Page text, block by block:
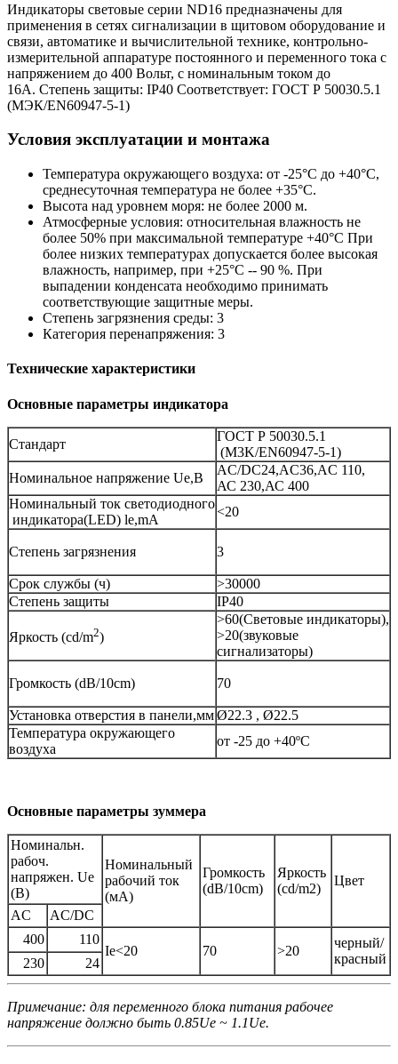
Индикаторы световые серии ND16 предназначены для
применения в сетях сигнализации в щитовом оборудование и
связи, автоматике и вычислительной технике, контрольно-
измерительной аппаратуре постоянного и переменного тока с
напряжением до 400 Вольт, с номинальным током до
16А. Степень защиты: IP40 Соответствует: ГОСТ Р 50030.5.1
(МЭК/EN60947-5-1)
Условия эксплуатации и монтажа
Температура окружающего воздуха: от -25°С до +40°С,
среднесуточная температура не более +35°С.
Высота над уровнем моря: не более 2000 м.
Атмосферные условия: относительная влажность не
более 50% при максимальной температуре +40°С При
более низких температурах допускается более высокая
влажность, например, при +25°С -- 90 %. При
выпадении конденсата необходимо принимать
соответствующие защитные меры.
Степень загрязнения среды: 3
Категория перенапряжения: 3
Технические характеристики
Основные параметры индикатора
Стандарт
ГОСТ Р 50030.5.1
(M3K/EN60947-5-1)
Номинальное напряжение Ue,B
AC/DC24,AC36,AC 110,
АС 230,АС 400
Номинальный ток светодиодного
индикатора(LED) le,mA
<20
Степень загрязнения 3
Срок службы (ч)
>30000
Степень защиты
IP40
Яркость (cd/m2)
>60(Световые индикаторы),
>20(звуковые
сигнализаторы)
Громкость (dB/10cm) 70
Установка отверстия в панели,ммØ22.3 , Ø22.5
Температура окружающего
воздуха
от -25 до +40ºС
Основные параметры зуммера
Номинальн.
рабоч.
напряжен. Ue
(В)
Номинальный
рабочий ток
(мA)
Громкость
(dB/10cm)
Яркость
(cd/m2)
Цвет
AC
AC/DC
400
110
Ie<20 70 >20
черный/
красный
230 24
Примечание: для переменного блока питания рабочее
напряжение должно быть 0.85Ue ~ 1.1Ue.